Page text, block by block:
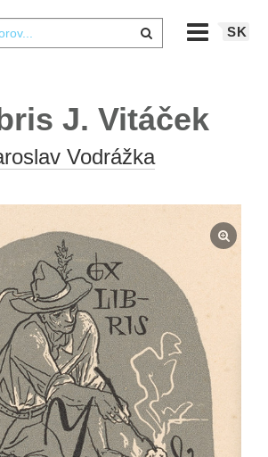
SK
J. Vitáček
Vodrážka